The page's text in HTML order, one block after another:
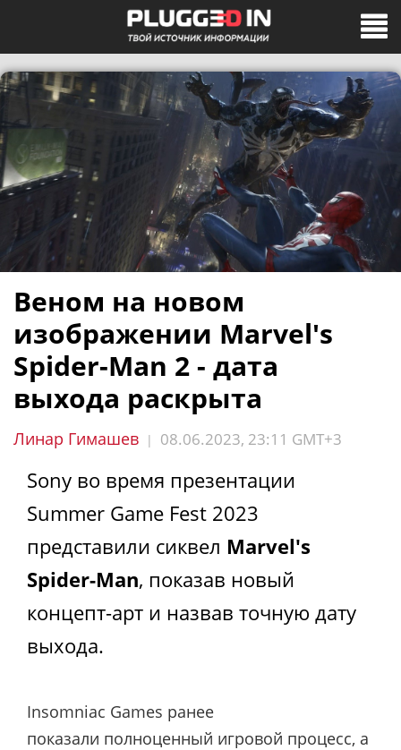
Веном на новом
изображении Marvel's
Spider-Man 2 - дата
выхода раскрыта
Линар Гимашев | 08.06.2023, 23:11 GMT+3
Sony во время презентации
Summer Game Fest 2023
представили сиквел Marvel's
Spider-Man, показав новый
концепт-арт и назвав точную дату
выхода.
Insomniac Games ранее
показали полноценный игровой процесс, а